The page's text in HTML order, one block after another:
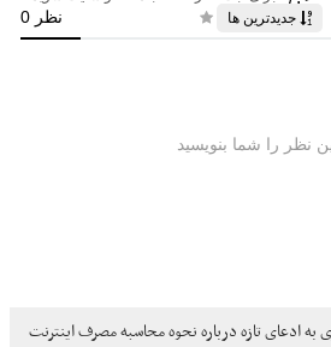
به ادعای تازه درباره نحوه محاسبه مصرف اینترنت